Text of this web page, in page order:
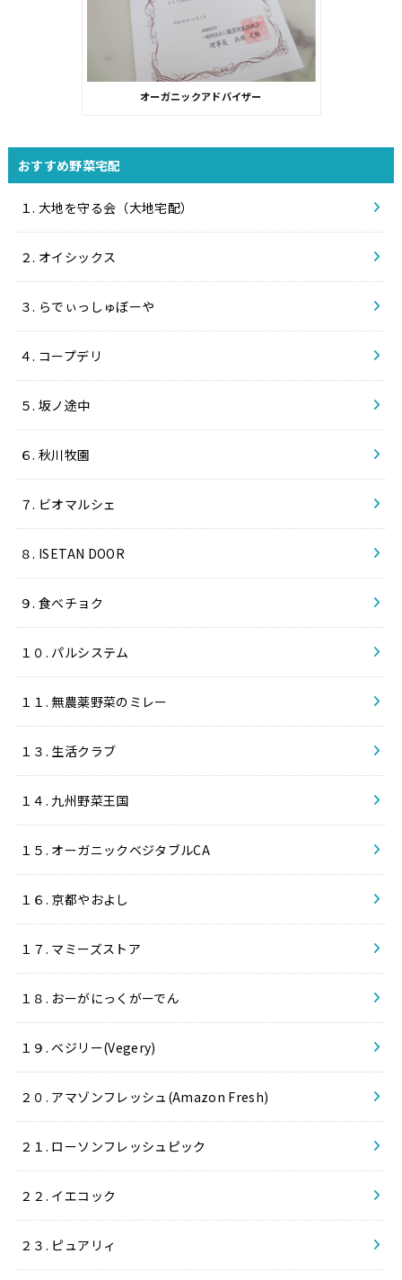
オーガニックアドバイザー
おすすめ野菜宅配
１. 大地を守る会（大地宅配）
２. オイシックス
３. らでぃっしゅぼーや
４. コープデリ
５. 坂ノ途中
６. 秋川牧園
７. ビオマルシェ
８. ISETAN DOOR
９. 食べチョク
１０. パルシステム
１１. 無農薬野菜のミレー
１３. 生活クラブ
１４. 九州野菜王国
１５. オーガニックベジタブルCA
１６. 京都やおよし
１７. マミーズストア
１８. おーがにっくがーでん
１９. ベジリー(Vegery)
２０. アマゾンフレッシュ(Amazon Fresh)
２１. ローソンフレッシュピック
２２. イエコック
２３. ピュアリィ